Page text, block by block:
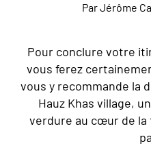
Par Jérôme
Pour conclure votre
vous ferez
vous y recommande la
Hauz Khas village,
verdure au cœur de